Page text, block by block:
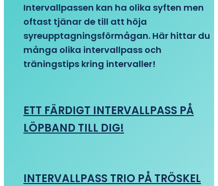
Intervallpassen kan ha olika syften men
oftast tjänar de till att höja
syreupptagningsförmågan. Här hittar du
många olika intervallpass och
träningstips kring intervaller!
ETT FÄRDIGT INTERVALLPASS PÅ
LÖPBAND TILL DIG!
INTERVALLPASS TRIO PÅ TRÖSKEL